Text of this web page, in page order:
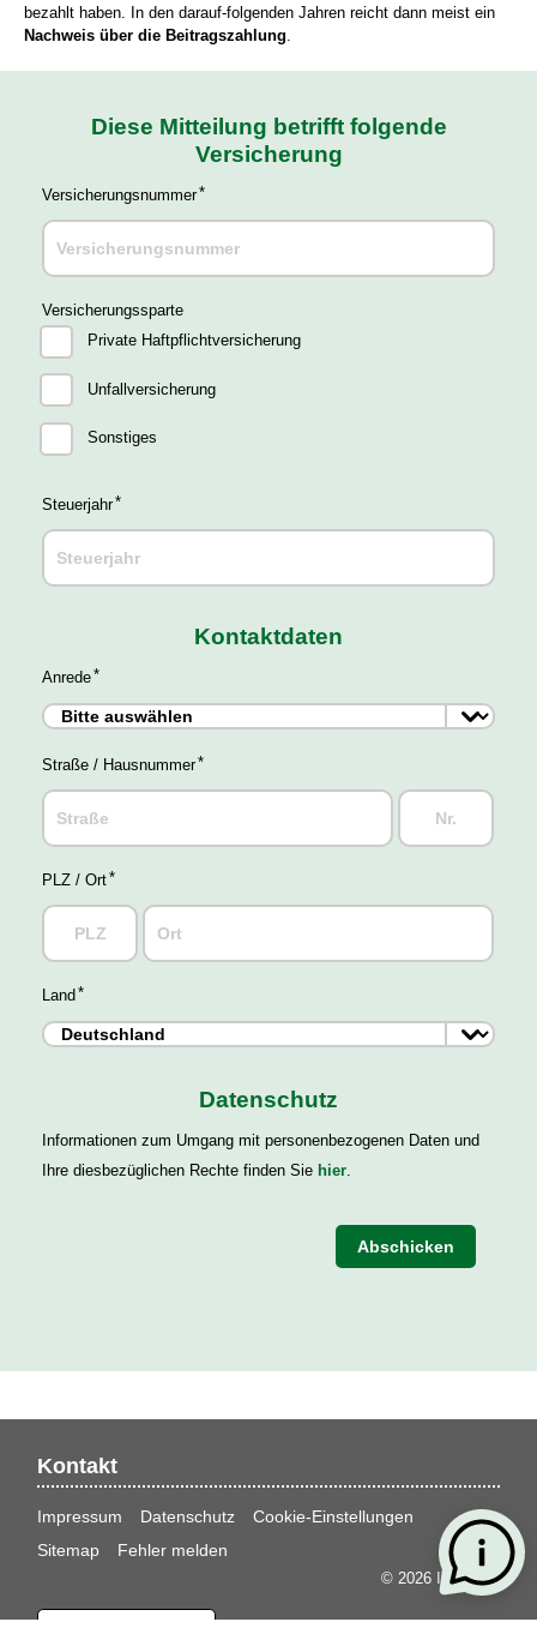
bezahlt haben. In den darauf-folgenden Jahren reicht dann meist ein
Nachweis über die Beitragszahlung.
Diese Mitteilung betrifft folgende
Versicherung
Versicherungsnummer
Versicherungssparte
Private Haftpflichtversicherung
Unfallversicherung
Sonstiges
Steuerjahr
Kontaktdaten
Anrede
Straße / Hausnummer
PLZ / Ort
Land
Datenschutz
Informationen zum Umgang mit personenbezogenen Daten und
Ihre diesbezüglichen Rechte finden Sie hier
Abschicken
Kontakt
Impressum Datenschutz
Cookie-Einstellungen
Sitemap
Fehler melden
© 2026 Interlloyd